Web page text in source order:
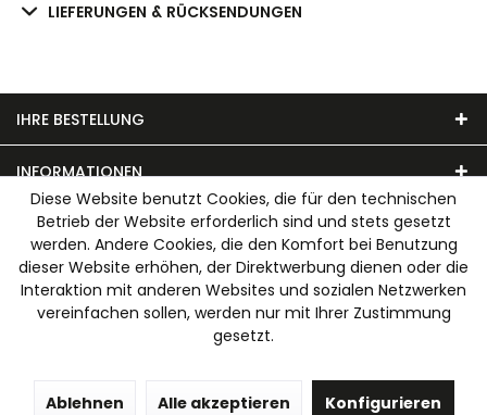
LIEFERUNGEN & RÜCKSENDUNGEN
IHRE BESTELLUNG
INFORMATIONEN
UNSER MODEHAUS
WIR AKZEPTIEREN FOLGENDE ZAHLUNGSARTEN
Diese Website benutzt Cookies, die für den technischen
Betrieb der Website erforderlich sind und stets gesetzt
werden. Andere Cookies, die den Komfort bei Benutzung
dieser Website erhöhen, der Direktwerbung dienen oder die
Interaktion mit anderen Websites und sozialen Netzwerken
vereinfachen sollen, werden nur mit Ihrer Zustimmung
gesetzt.
Ablehnen Alle akzeptieren Konfigurieren